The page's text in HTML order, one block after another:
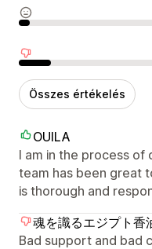
Semleges értékelések
Negatív értékelések
Összes értékelés
OUILA
I am in the process of
team has been great
is thorough and
魂を識るエジプト香
Bad support and bad